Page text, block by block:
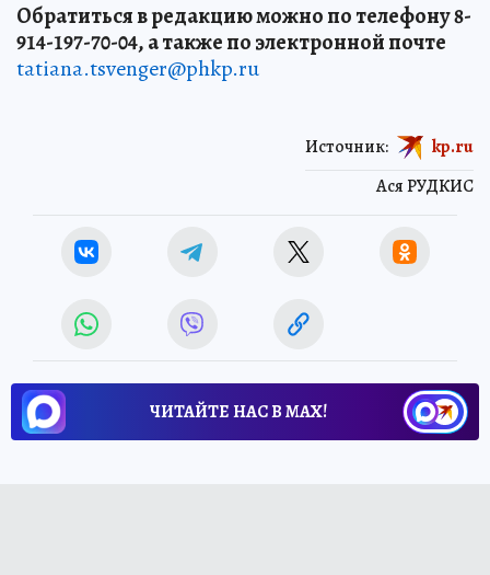
Обратиться в редакцию можно по телефону 8-
914-197-70-04, а также по электронной почте
tatiana.tsvenger@phkp.ru
Ася РУДКИС
Источник: kp.ru
ЧИТАЙТЕ НАС В МАХ!